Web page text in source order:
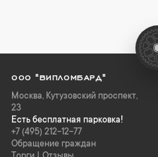
ООО "ВИПЛОМБАРД"
Москва, Кутузовский проспект,
23
Есть бесплатная парковка!
+7 (495) 212-12-77
Обращение граждан